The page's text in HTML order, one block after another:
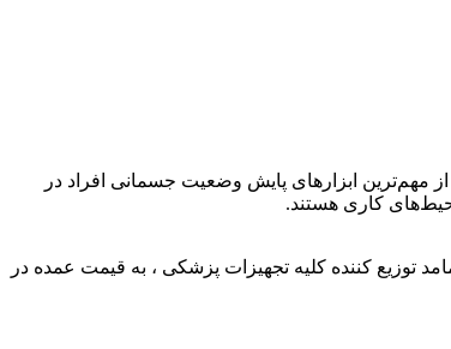
ابزارهای پایش وضعیت جسمانی افراد در
کاری هستند.
توزیع کننده کلیه تجهیزات پزشکی ، به قیمت عمده در